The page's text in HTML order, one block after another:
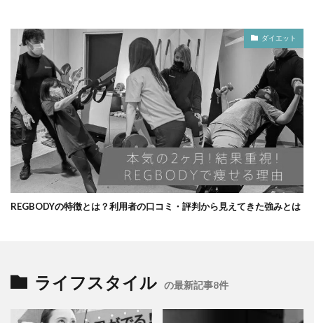
ダイエット
REGBODYの特徴とは？利用者の口コミ・評判から見えてきた強みとは
ライフスタイル の最新記事8件